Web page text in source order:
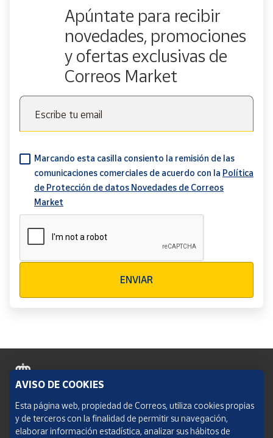
Apúntate para recibir
novedades, promociones
y ofertas exclusivas de
Correos Market
Escribe tu email
Marcando esta casilla consiento la remisión de las
comunicaciones comerciales de acuerdo con la Política
de Protección de datos Novedades de Correos
Market
ENVIAR
Política de cookies
Aviso legal
AVISO DE COOKIES
Esta página web, propiedad de Correos, utiliza cookies propias
y de terceros con la finalidad de permitir su navegación,
elaborar información estadística, analizar sus hábitos de